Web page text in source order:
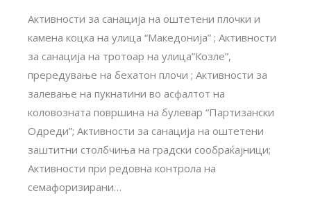
Активности за санација на оштетени плочки и
камена коцка на улица “Македонија” ; Активности
за санација на тротоар на улица”Козле”,
прередување на бехатон плочи ; Активности за
залевање на пукнатини во асфалтот на
коловозната површина на булевар “Партизански
Одреди”; Aктивности за санација на оштетени
заштитни столбчиња на градски сообраќајници;
Активности при редовна контрола на
семафоризирани…